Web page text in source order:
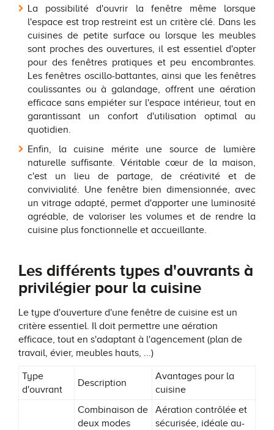
La possibilité d'ouvrir la fenêtre même lorsque
l'espace est trop restreint est un critère clé. Dans les
cuisines de petite surface ou lorsque les meubles
sont proches des ouvertures, il est essentiel d'opter
pour des fenêtres pratiques et peu encombrantes.
Les fenêtres oscillo-battantes, ainsi que les fenêtres
coulissantes ou à galandage, offrent une aération
efficace sans empiéter sur l'espace intérieur, tout en
garantissant un confort d'utilisation optimal au
quotidien.
Enfin, la cuisine mérite une source de lumière
naturelle suffisante. Véritable cœur de la maison,
c'est un lieu de partage, de créativité et de
convivialité. Une fenêtre bien dimensionnée, avec
un vitrage adapté, permet d'apporter une luminosité
agréable, de valoriser les volumes et de rendre la
cuisine plus fonctionnelle et accueillante.
Les différents types d'ouvrants à
privilégier pour la cuisine
Le type d'ouverture d'une fenêtre de cuisine est un
critère essentiel. Il doit permettre une aération
efficace, tout en s'adaptant à l'agencement (plan de
travail, évier, meubles hauts, ...)
Type
d'ouvrant
Description
Avantages pour la
cuisine
Combinaison de
deux modes
Aération contrôlée et
sécurisée, idéale au-